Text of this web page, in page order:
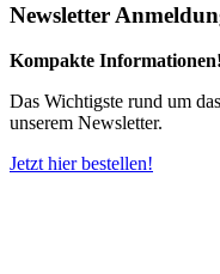
Newsletter
Kompakte
Das Wichtigste rund um
unserem Newsletter.
Jetzt hier bestellen!